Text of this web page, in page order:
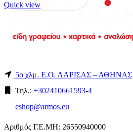
Quick view
5ο χλμ. Ε.Ο. ΛΑΡΙΣΑΣ – ΑΘΗΝΑΣ
Τηλ.: +302410661593-4
eshop@armos.eu
Αριθμός Γ.Ε.ΜΗ: 26550940000